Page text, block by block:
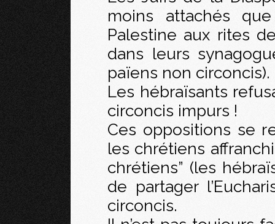
moins attachés
Palestine aux rites
dans leurs
païens non circoncis).
Les hébraïsants
circoncis impurs !
Ces oppositions se
les chrétiens
chrétiens” (les
de partager
circoncis.